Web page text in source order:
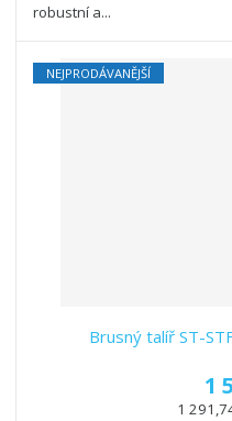
robustní a...
NEJPRODÁVANĚJŠÍ
Brusný talíř ST-
1
1